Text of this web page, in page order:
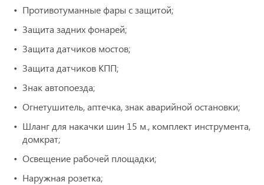
Противотуманные фары с защитой;
Защита задних фонарей;
Защита датчиков мостов;
Защита датчиков КПП;
Знак автопоезда;
Огнетушитель, аптечка, знак аварийной остановки;
Шланг для накачки шин 15 м., комплект инструмента,
домкрат;
Освещение рабочей площадки;
Наружная розетка;